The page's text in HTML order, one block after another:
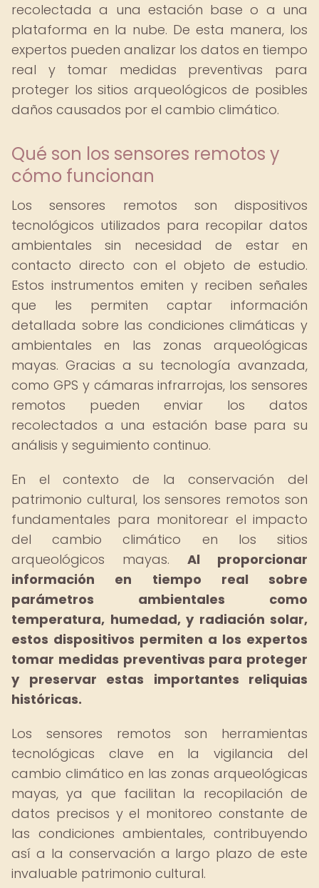
recolectada a una estación base o a una
plataforma en la nube. De esta manera, los
expertos pueden analizar los datos en tiempo
real y tomar medidas preventivas para
proteger los sitios arqueológicos de posibles
daños causados por el cambio climático.
Qué son los sensores remotos y
cómo funcionan
Los sensores remotos son dispositivos
tecnológicos utilizados para recopilar datos
ambientales sin necesidad de estar en
contacto directo con el objeto de estudio.
Estos instrumentos emiten y reciben señales
que les permiten captar información
detallada sobre las condiciones climáticas y
ambientales en las zonas arqueológicas
mayas. Gracias a su tecnología avanzada,
como GPS y cámaras infrarrojas, los sensores
remotos pueden enviar los datos
recolectados a una estación base para su
análisis y seguimiento continuo.
En el contexto de la conservación del
patrimonio cultural, los sensores remotos son
fundamentales para monitorear el impacto
del cambio climático en los sitios
arqueológicos mayas. Al proporcionar
información en tiempo real sobre
parámetros ambientales como
temperatura, humedad, y radiación solar,
estos dispositivos permiten a los expertos
tomar medidas preventivas para proteger
y preservar estas importantes reliquias
históricas.
Los sensores remotos son herramientas
tecnológicas clave en la vigilancia del
cambio climático en las zonas arqueológicas
mayas, ya que facilitan la recopilación de
datos precisos y el monitoreo constante de
las condiciones ambientales, contribuyendo
así a la conservación a largo plazo de este
invaluable patrimonio cultural.